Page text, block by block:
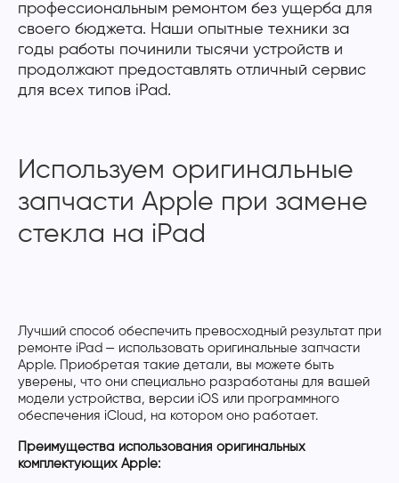
профессиональным ремонтом без ущерба для
своего бюджета. Наши опытные техники за
годы работы починили тысячи устройств и
продолжают предоставлять отличный сервис
для всех типов iPad.
Используем оригинальные
запчасти Apple при замене
стекла на iPad
Лучший способ обеспечить превосходный результат при
ремонте iPad — использовать оригинальные запчасти
Apple. Приобретая такие детали, вы можете быть
уверены, что они специально разработаны для вашей
модели устройства, версии iOS или программного
обеспечения iCloud, на котором оно работает.
Преимущества использования оригинальных
комплектующих Apple: